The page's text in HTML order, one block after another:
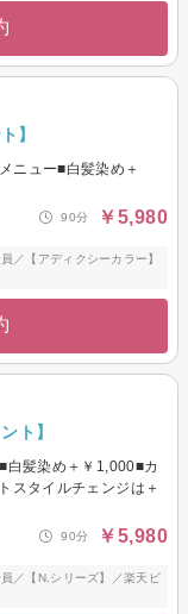
】
ニュー■白髪染め＋
90分 ￥5,980
／【アディクシーカラー】
ト】
白髪染め＋￥1,000■カ
スタイルチェンジは＋
90分 ￥5,980
／【N.シリーズ】／楽天ビ